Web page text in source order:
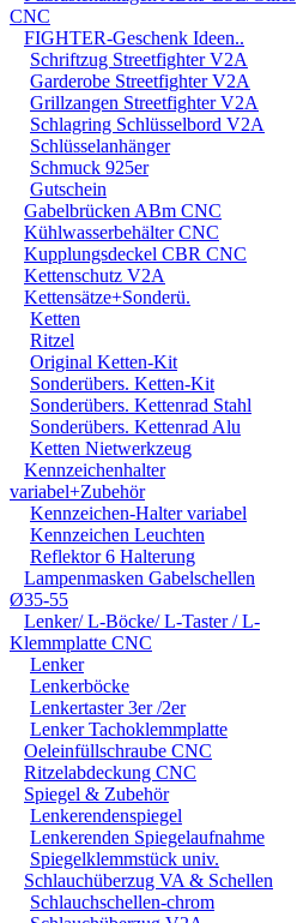
CNC
FIGHTER-Geschenk Ideen..
Schriftzug Streetfighter V2A
Garderobe Streetfighter V2A
Grillzangen Streetfighter V2A
Schlagring Schlüsselbord V2A
Schlüsselanhänger
Schmuck 925er
Gutschein
Gabelbrücken ABm CNC
Kühlwasserbehälter CNC
Kupplungsdeckel CBR CNC
Kettenschutz V2A
Kettensätze+Sonderü.
Ketten
Ritzel
Original Ketten-Kit
Sonderübers. Ketten-Kit
Sonderübers. Kettenrad Stahl
Sonderübers. Kettenrad Alu
Ketten Nietwerkzeug
Kennzeichenhalter
variabel+Zubehör
Kennzeichen-Halter variabel
Kennzeichen Leuchten
Reflektor 6 Halterung
Lampenmasken Gabelschellen
Ø35-55
Lenker/ L-Böcke/ L-Taster / L-
Klemmplatte CNC
Lenker
Lenkerböcke
Lenkertaster 3er /2er
Lenker Tachoklemmplatte
Oeleinfüllschraube CNC
Ritzelabdeckung CNC
Spiegel & Zubehör
Lenkerendenspiegel
Lenkerenden Spiegelaufnahme
Spiegelklemmstück univ.
Schlauchüberzug VA & Schellen
Schlauchschellen-chrom